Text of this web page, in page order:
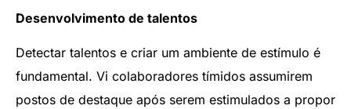
Desenvolvimento de talentos
Detectar talentos e criar um ambiente de estímulo é
fundamental. Vi colaboradores tímidos assumirem
postos de destaque após serem estimulados a propor